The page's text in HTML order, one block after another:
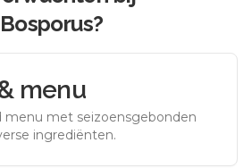
?
menu
menu met seizoensgebonden
ingrediënten.